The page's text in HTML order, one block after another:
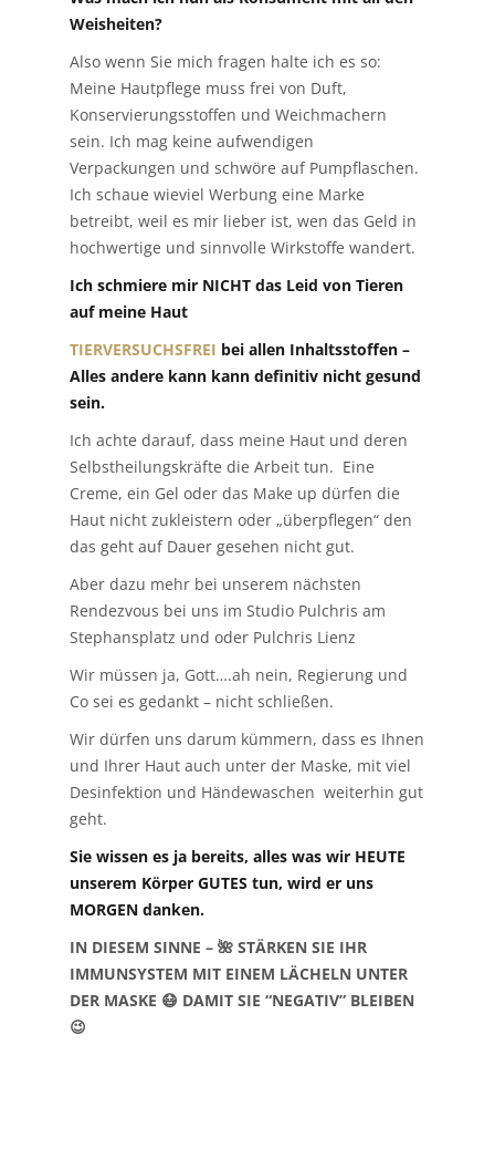
Weisheiten?
Also wenn Sie mich fragen halte ich es so:
Meine Hautpflege muss frei von Duft,
Konservierungsstoffen und Weichmachern
sein. Ich mag keine aufwendigen
Verpackungen und schwöre auf Pumpflaschen.
Ich schaue wieviel Werbung eine Marke
betreibt, weil es mir lieber ist, wen das Geld in
hochwertige und sinnvolle Wirkstoffe wandert.
Ich schmiere mir NICHT das Leid von Tieren
auf meine Haut
TIERVERSUCHSFREI bei allen Inhaltsstoffen –
Alles andere kann kann definitiv nicht gesund
sein.
Ich achte darauf, dass meine Haut und deren
Selbstheilungskräfte die Arbeit tun. Eine
Creme, ein Gel oder das Make up dürfen die
Haut nicht zukleistern oder „überpflegen“ den
das geht auf Dauer gesehen nicht gut.
Aber dazu mehr bei unserem nächsten
Rendezvous bei uns im Studio Pulchris am
Stephansplatz und oder Pulchris Lienz
Wir müssen ja, Gott….ah nein, Regierung und
Co sei es gedankt – nicht schließen.
Wir dürfen uns darum kümmern, dass es Ihnen
und Ihrer Haut auch unter der Maske, mit viel
Desinfektion und Händewaschen weiterhin gut
geht.
Sie wissen es ja bereits, alles was wir HEUTE
unserem Körper GUTES tun, wird er uns
MORGEN danken.
IN DIESEM SINNE – 🌺 STÄRKEN SIE IHR
IMMUNSYSTEM MIT EINEM LÄCHELN UNTER
DER MASKE 😷 DAMIT SIE “NEGATIV” BLEIBEN
😉